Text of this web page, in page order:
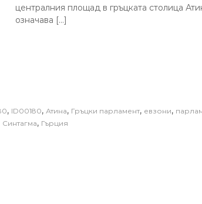
централния площад в гръцката столица
означава […]
, ID00180, Атина, Гръцки парламент, евзони,
Синтагма, Гърция